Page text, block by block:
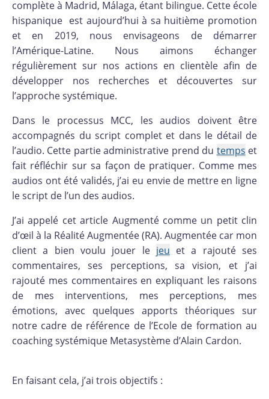
complète à Madrid, Málaga, étant bilingue. Cette école
hispanique est aujourd’hui à sa huitième promotion
et en 2019, nous envisageons de démarrer
l’Amérique-Latine. Nous aimons échanger
régulièrement sur nos actions en clientèle afin de
développer nos recherches et découvertes sur
l’approche systémique.
Dans le processus MCC, les audios doivent être
accompagnés du script complet et dans le détail de
l’audio. Cette partie administrative prend du temps et
fait réfléchir sur sa façon de pratiquer. Comme mes
audios ont été validés, j’ai eu envie de mettre en ligne
le script de l’un des audios.
J’ai appelé cet article Augmenté comme un petit clin
d’œil à la Réalité Augmentée (RA). Augmentée car mon
client a bien voulu jouer le jeu et a rajouté ses
commentaires, ses perceptions, sa vision, et j’ai
rajouté mes commentaires en expliquant les raisons
de mes interventions, mes perceptions, mes
émotions, avec quelques apports théoriques sur
notre cadre de référence de l’Ecole de formation au
coaching systémique Metasystème d’Alain Cardon.
En faisant cela, j’ai trois objectifs :